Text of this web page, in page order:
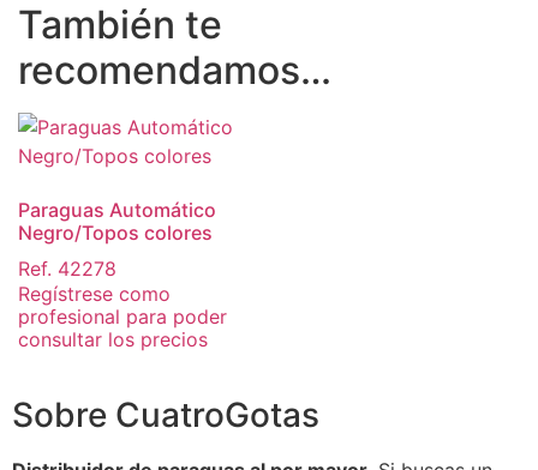
También te
recomendamos…
Paraguas Automático
Negro/Topos colores
Ref. 42278
Regístrese como
profesional para poder
consultar los precios
Sobre CuatroGotas